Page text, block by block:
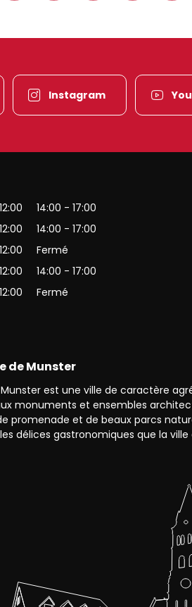
Instagram
Vosges
14:00 - 17:00
14:00 - 17:00
Fermé
14:00 - 17:00
Fermé
de Munster
est une ville de caractère
monuments et ensembles
promenade et de beaux parcs
délices gastronomiques que la